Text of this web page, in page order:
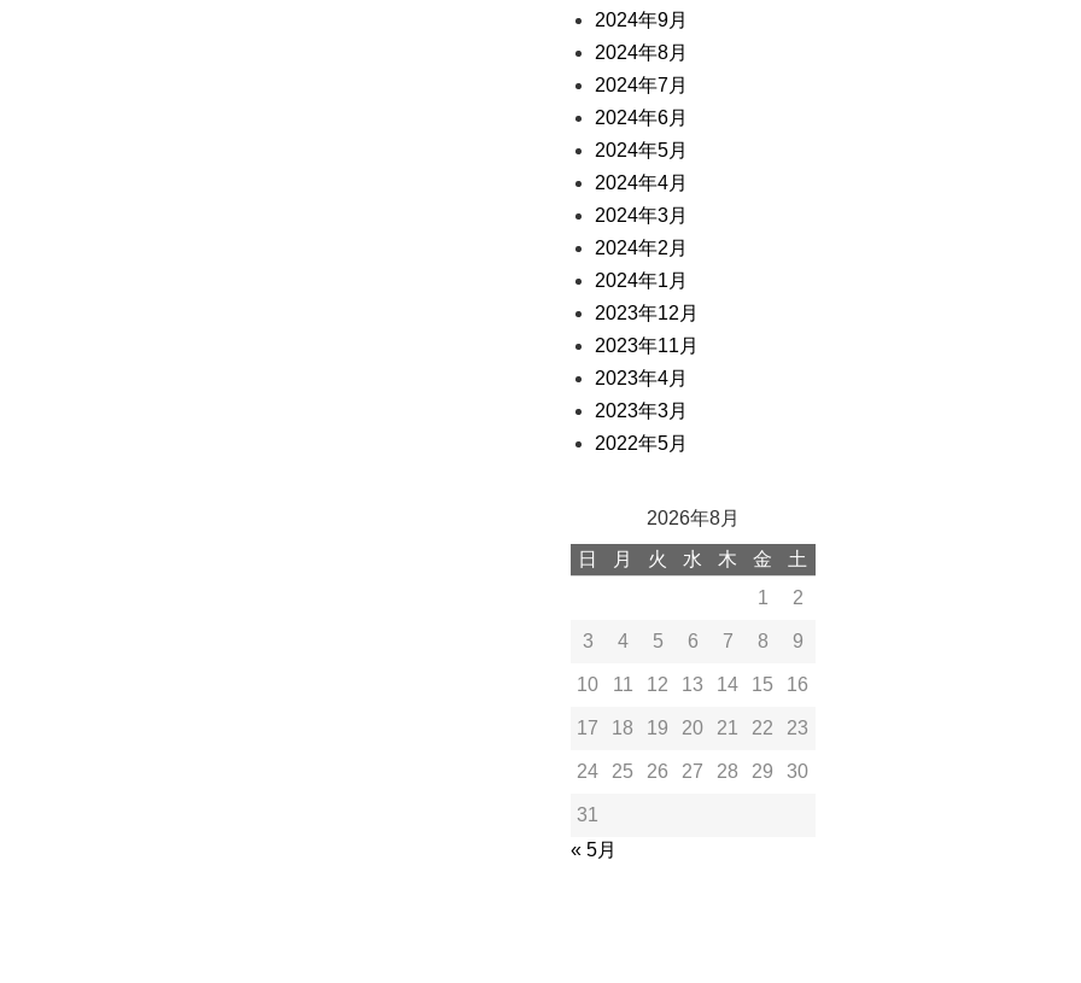
2024年9月
2024年8月
2024年7月
2024年6月
2024年5月
2024年4月
2024年3月
2024年2月
2024年1月
2023年12月
2023年11月
2023年4月
2023年3月
2022年5月
2026年8月
日
月 火 水 木 金
土
1
2
3 4 5 6 7 8 9
10 11 12 13 14 15 16
17 18 19 20 21 22 23
24 25 26 27 28 29 30
31
« 5月